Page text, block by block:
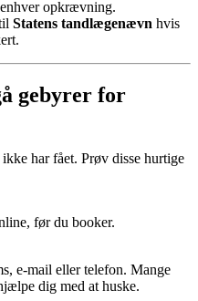
opkrævning.
Statens tandlægenævn hvis
gebyrer for
har fået. Prøv disse hurtige
før du booker.
e-mail eller telefon. Mange
dig med at huske.